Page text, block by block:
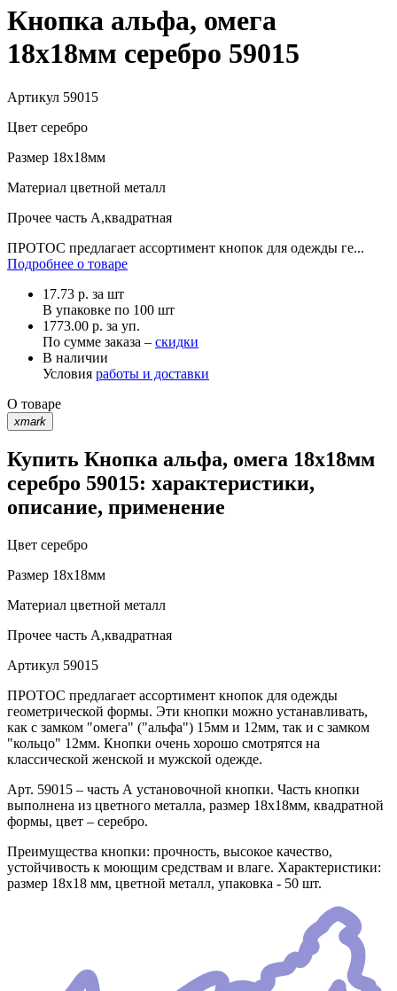
Кнопка альфа, омега
18х18мм серебро 59015
Артикул 59015
Цвет серебро
Размер 18х18мм
Материал цветной металл
Прочее часть А,квадратная
ПРОТОС предлагает ассортимент кнопок для одежды ге...
Подробнее о товаре
17.73 р. за шт
В упаковке по 100 шт
1773.00 р. за уп.
По сумме заказа – скидки
В наличии
Условия работы и доставки
О товаре
xmark
Купить Кнопка альфа, омега 18х18мм
серебро 59015: характеристики,
описание, применение
Цвет серебро
Размер 18х18мм
Материал цветной металл
Прочее часть А,квадратная
Артикул 59015
ПРОТОС предлагает ассортимент кнопок для одежды
геометрической формы. Эти кнопки можно устанавливать,
как с замком "омега" ("альфа") 15мм и 12мм, так и с замком
"кольцо" 12мм. Кнопки очень хорошо смотрятся на
классической женской и мужской одежде.
Арт. 59015 – часть А установочной кнопки. Часть кнопки
выполнена из цветного металла, размер 18х18мм, квадратной
формы, цвет – серебро.
Преимущества кнопки: прочность, высокое качество,
устойчивость к моющим средствам и влаге. Характеристики:
размер 18х18 мм, цветной металл, упаковка - 50 шт.